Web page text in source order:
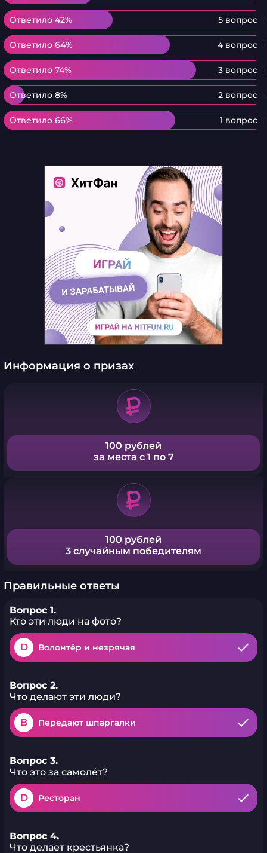
Ответило 42% 5 вопрос
Ответило 42%
Ответило 64% 4 вопрос
Ответило 64%
Ответило 74% 3 вопрос
Ответило 74%
Ответило 8% 2 вопрос
Ответило 8%
Ответило 66% 1 вопрос
Ответило 66%
Информация о призах
100 рублей
за места с 1 по 7
100 рублей
3 случайным победителям
Правильные ответы
Вопрос 1.
Кто эти люди на фото?
D Волонтёр и незрячая
Вопрос 2.
Что делают эти люди?
B Передают шпаргалки
Вопрос 3.
Что это за самолёт?
D Ресторан
Вопрос 4.
Что делает крестьянка?